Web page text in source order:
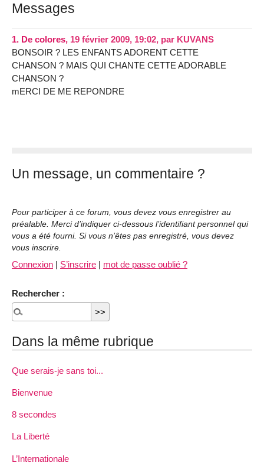
Messages
1. De colores, 19 février 2009, 19:02, par KUVANS
BONSOIR ? LES ENFANTS ADORENT CETTE
CHANSON ? MAIS QUI CHANTE CETTE ADORABLE
CHANSON ?
mERCI DE ME REPONDRE
Un message, un commentaire ?
Pour participer à ce forum, vous devez vous enregistrer au
préalable. Merci d’indiquer ci-dessous l’identifiant personnel qui
vous a été fourni. Si vous n’êtes pas enregistré, vous devez
vous inscrire.
Connexion | S’inscrire | mot de passe oublié ?
Rechercher :
Dans la même rubrique
Que serais-je sans toi...
Bienvenue
8 secondes
La Liberté
L’Internationale